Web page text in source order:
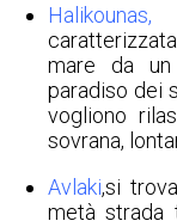
Halikounas,
mare da
paradiso dei
vogliono
sovrana,
Avlaki,si
metà strada